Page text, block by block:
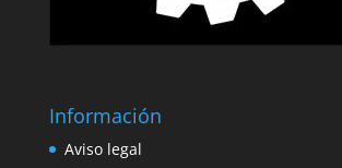
Información
Aviso legal